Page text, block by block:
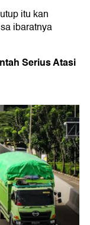
itu kan
ibaratnya
Serius Atasi